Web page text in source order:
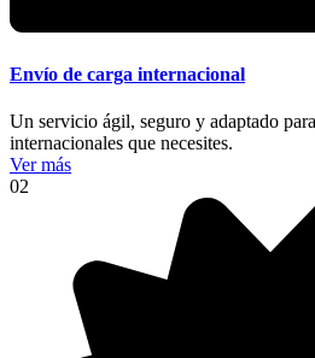
Envío de carga internacional
Un servicio ágil, seguro y adaptado
internacionales que necesites.
Ver más
02